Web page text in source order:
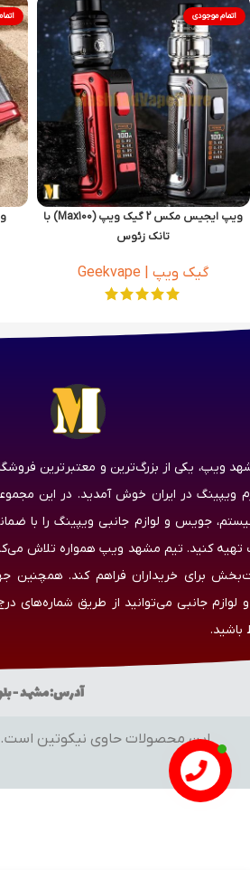
اتمام موجودی
ویپ ایجیس مکس 2 گیک ویپ (Max100) با
تانک زئوس
Tankگیک ویپ | Geekvape
ویپ
ویپ، یکی از بزرگ‌ترین و معتبرترین
ویپینگ در ایران خوش آمدید. در این
جویس و لوازم جانبی ویپینگ را با
کنید. تیم مشهد ویپ همواره تلاش
برای خریداران فراهم کند.
لوازم جانبی می‌توانید از طریق شماره‌های
باشید.
آدرس: مشهد - بلوار معلم - بین معلم 21 و 23 ساعات کاری: شنبه
این محصولات حاوی نیکوتین است. مصرف